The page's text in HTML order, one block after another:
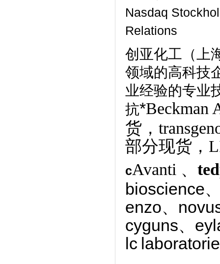
Nasdaq
Relations
创亚化工（上
领域的高科技
业经验的专业
抗*Beckman
货，
部分现货，
cAvanti 、
bioscience
enzo、
cyguns、
lc